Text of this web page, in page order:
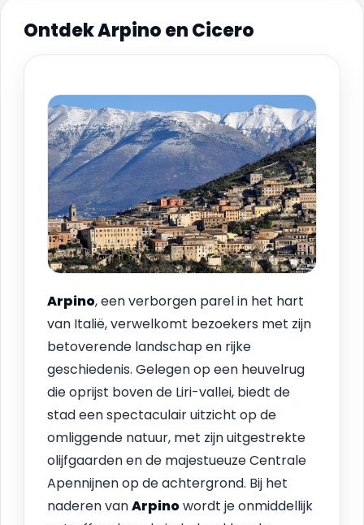
Ontdek Arpino en Cicero
Arpino, een verborgen parel in het hart
van Italië, verwelkomt bezoekers met zijn
betoverende landschap en rijke
geschiedenis. Gelegen op een heuvelrug
die oprijst boven de Liri-vallei, biedt de
stad een spectaculair uitzicht op de
omliggende natuur, met zijn uitgestrekte
olijfgaarden en de majestueuze Centrale
Apennijnen op de achtergrond. Bij het
naderen vanArpinowordt je onmiddellijk